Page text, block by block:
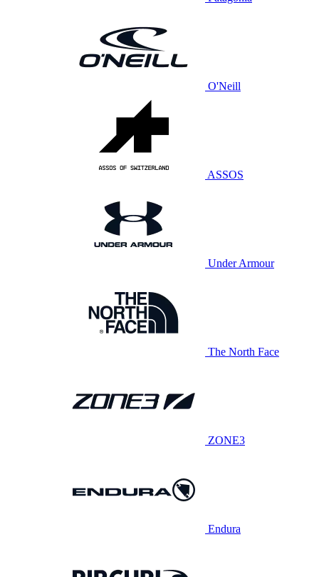
O'Neill
ASSOS
Under Armour
The North Face
ZONE3
Endura